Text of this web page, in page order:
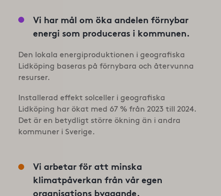
Vi har mål om öka andelen förnybar
energi som produceras i kommunen.
Den lokala energiproduktionen i geografiska
Lidköping baseras på förnybara och återvunna
resurser.
Installerad effekt solceller i geografiska
Lidköping har ökat med 67 % från 2023 till 2024.
Det är en betydligt större ökning än i andra
kommuner i Sverige.
Vi arbetar för att minska
klimatpåverkan från vår egen
organisations byggande.